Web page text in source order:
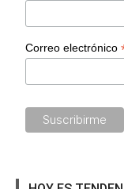
Correo electrónico